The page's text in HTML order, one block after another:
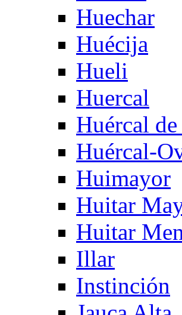
Huechar
Huécija
Hueli
Huercal
Huércal
Huércal-
Huimayor
Huitar
Huitar
Illar
Instinción